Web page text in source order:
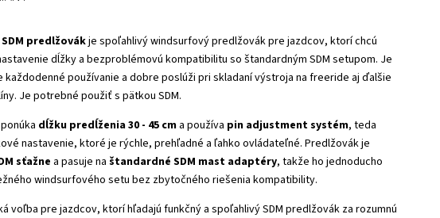
predlžovákje spoľahlivý windsurfový predlžovák pre jazdcov, ktorí chcú
dĺžky a bezproblémovú kompatibilitu so štandardným SDM setupom. Je
každodenné používanie a dobre poslúži pri skladaní výstroja na freeride aj ďalšie
Je potrebné použiť s pätkou SDM.
dĺžku predĺženia 30 - 45 cm a používa pin adjustment systém, teda
nastavenie, ktoré je rýchle, prehľadné a ľahko ovládateľné. Predlžovák je
sťažne a pasuje na štandardné SDM mast adaptéry, takže ho jednoducho
windsurfového setu bez zbytočného riešenia kompatibility.
voľba pre jazdcov, ktorí hľadajú funkčný a spoľahlivý SDM predlžovák za rozumnú